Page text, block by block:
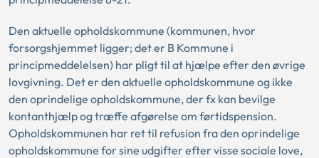
Den aktuelle opholdskommune (kommunen, hvor
forsorgshjemmet ligger; det er B Kommune i
principmeddelelsen) har pligt til at hjælpe efter den øvrige
lovgivning. Det er den aktuelle opholdskommune og ikke
den oprindelige opholdskommune, der fx kan bevilge
kontanthjælp og træffe afgørelse om førtidspension.
Opholdskommunen har ret til refusion fra den oprindelige
opholdskommune for sine udgifter efter visse sociale love,